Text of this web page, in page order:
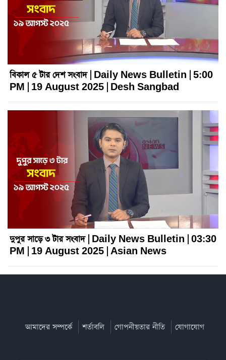
বিকাল ৫ টার দেশ সংবাদ | Daily News Bulletin | 5:00
PM | 19 August 2025 | Desh Sangbad
দুপুর সাড়ে ৩ টার সংবাদ | Daily News Bulletin | 03:30
PM | 19 August 2025 | Asian News
আমাদের সম্পর্কে শর্তাবলি গোপনীয়তার নীতি যোগাযোগ